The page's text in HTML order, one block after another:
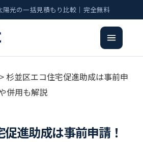
陽光の一括見積もり比較｜完全無料
> 杉並区エコ住宅促進助成は事前申
併用も解説
進助成は事前申請！